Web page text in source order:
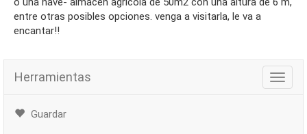
entre otras posibles opciones. venga a visitarla, le va a
encantar!!
Herramientas
Guardar